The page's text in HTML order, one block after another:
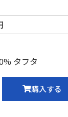
タフタ
購入する